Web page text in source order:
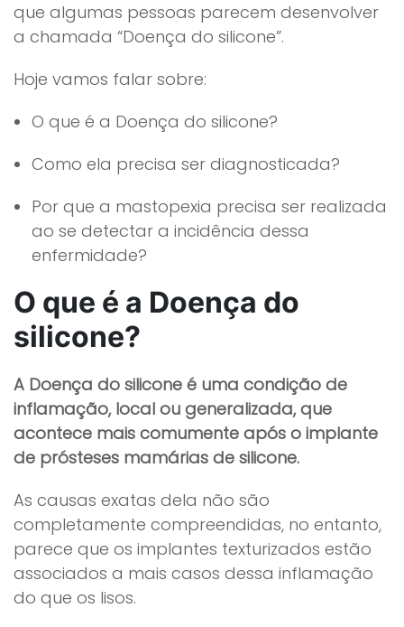
que algumas pessoas parecem desenvolver
a chamada “Doença do silicone”.
Hoje vamos falar sobre:
O que é a Doença do silicone?
Como ela precisa ser diagnosticada?
Por que a mastopexia precisa ser realizada
ao se detectar a incidência dessa
enfermidade?
O que é a Doença do
silicone?
A Doença do silicone é uma condição de
inflamação, local ou generalizada, que
acontece mais comumente após o implante
de prósteses mamárias de silicone.
As causas exatas dela não são
completamente compreendidas, no entanto,
parece que os implantes texturizados estão
associados a mais casos dessa inflamação
do que os lisos.